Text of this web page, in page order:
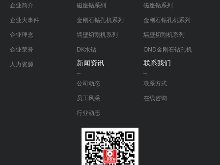
企业简介
企业大事件
企业理念
企业荣誉
人力资源
磁座钻系列
金刚石钻孔机系列
墙壁切割机系列
DK水钻
磁座钻系列
金刚石钻孔机系列
墙壁切割机系列
OND金刚石钻孔机
新闻资讯
公司动态
员工风采
行业动态
联系我们
联系方式
在线咨询